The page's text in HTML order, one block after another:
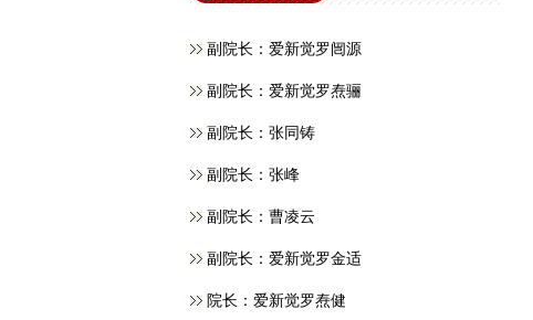
副院长：爱新觉罗闿源
副院长：爱新觉罗焘骊
副院长：张同铸
副院长：张峰
副院长：曹凌云
副院长：爱新觉罗金适
院长：爱新觉罗焘健